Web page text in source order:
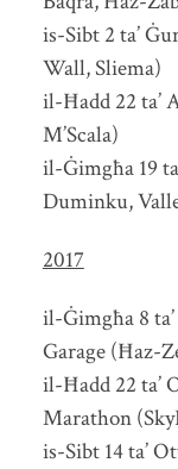
is-Sibt 2 ta’
Wall, Sliema)
il-Ħadd 22 ta’
M’Scala)
il-Ġimgħa 19
Duminku,
2017
il-Ġimgħa 8
Garage (Ħaz-
il-Ħadd 22 ta’
Marathon
is-Sibt 14 ta’